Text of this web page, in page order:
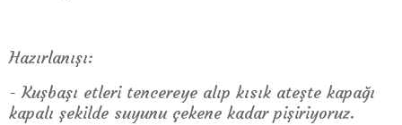
Hazırlanışı:
- Kuşbaşı etleri tencereye alıp kısık ateşte kapağı
kapalı şekilde suyunu çekene kadar pişiriyoruz.